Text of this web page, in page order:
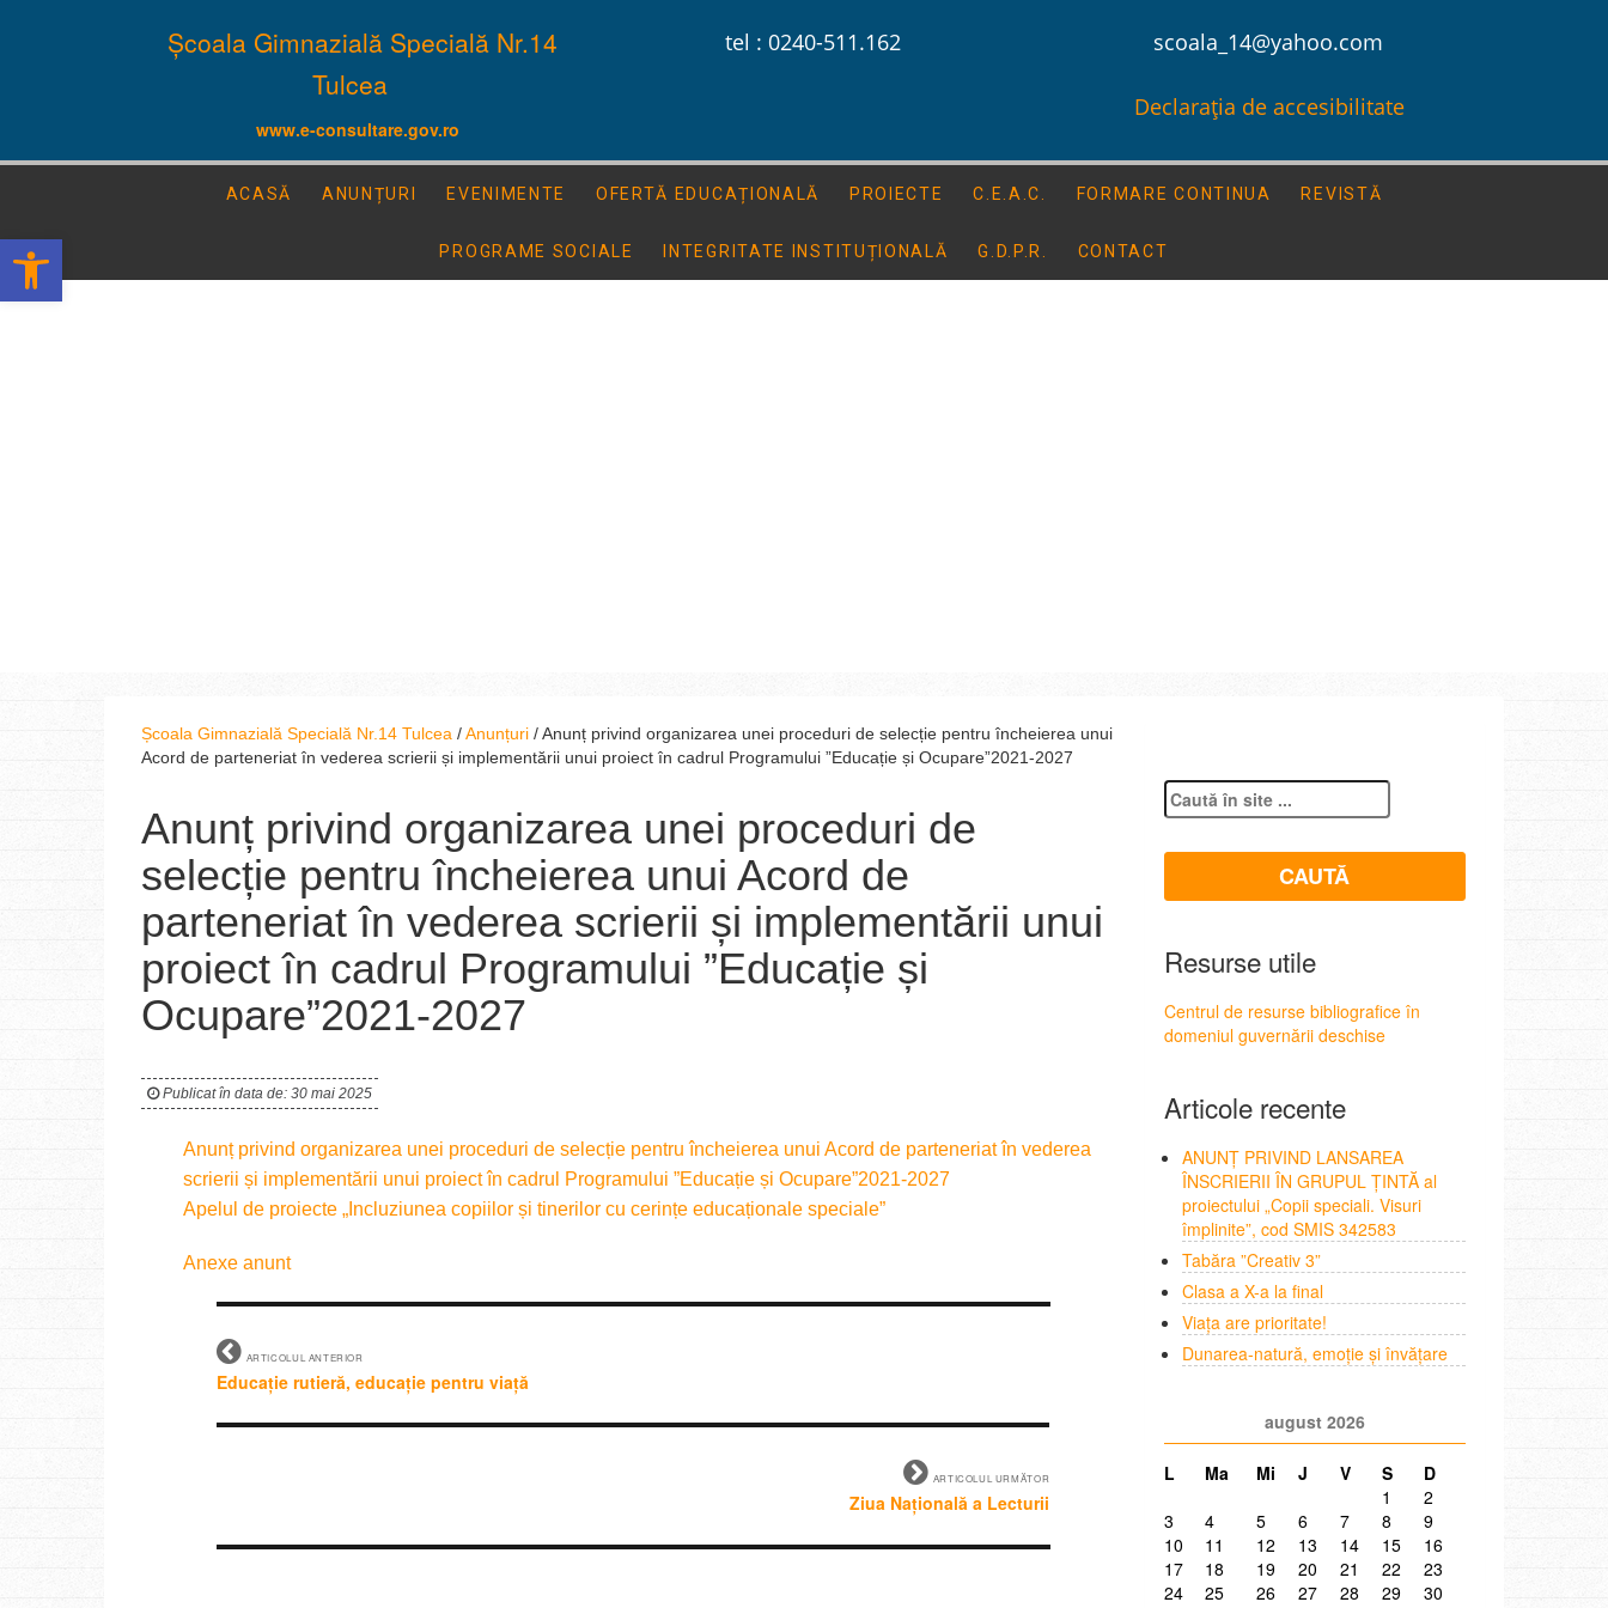
Școala Gimnazială Specială Nr.14
Tulcea
www.e-consultare.gov.ro
tel : 0240-511.162 scoala_14@yahoo.com
Declarația de accesibilitate
ACASĂ ANUNȚURI EVENIMENTE OFERTĂ EDUCAȚIONALĂ PROIECTE C.E.A.C. FORMARE CONTINUA REVISTĂ
PROGRAME SOCIALE INTEGRITATE INSTITUȚIONALĂ G.D.P.R. CONTACT
Școala Gimnazială Specială Nr.14 Tulcea /Anunțuri /Anunț privind organizarea unei proceduri de selecție pentru încheierea unui
Acord de parteneriat în vederea scrierii și implementării unui proiect în cadrul Programului ”Educație și Ocupare”2021-2027
Anunț privind organizarea unei proceduri de
selecție pentru încheierea unui Acord de
parteneriat în vederea scrierii și implementării unui
proiect în cadrul Programului ”Educație și
Ocupare”2021-2027
Publicat în data de: 30 mai 2025
Anunț privind organizarea unei proceduri de selecție pentru încheierea unui Acord de parteneriat în vederea
scrierii și implementării unui proiect în cadrul Programului ”Educație și Ocupare”2021-2027
Apelul de proiecte „Incluziunea copiilor și tinerilor cu cerințe educaționale speciale”
Anexe anunt
ARTICOLUL ANTERIOR
Educație rutieră, educație pentru viață
ARTICOLUL URMĂTOR
Ziua Națională a Lecturii
Resurse utile
Centrul de resurse bibliografice în
domeniul guvernării deschise
Articole recente
ANUNȚ PRIVIND LANSAREA
ÎNSCRIERII ÎN GRUPUL ȚINTĂ al
proiectului „Copii speciali. Visuri
împlinite”, cod SMIS 342583
Tabăra ”Creativ 3”
Clasa a X-a la final
Viața are prioritate!
Dunarea-natură, emoție și învățare
august 2026
L Ma Mi J V S
D
1
2
3
4 5 6 7 8
9
10
11 12 13 14 15
16
17
18 19 20 21 22
23
24
25 26 27 28 29
30
Deschide bara de unelte